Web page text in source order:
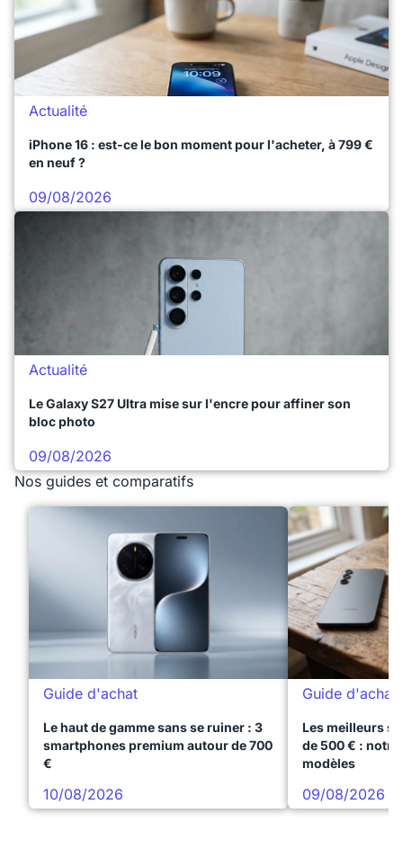
Actualité
iPhone 16 : est-ce le bon moment pour l'acheter, à 799 €
en neuf ?
09/08/2026
Actualité
Le Galaxy S27 Ultra mise sur l'encre pour affiner son
bloc photo
09/08/2026
Nos guides et comparatifs
Guide d'achat
Le haut de gamme sans se ruiner : 3
smartphones premium autour de 700
€
10/08/2026
Guide d'achat
Les meilleurs
de 500 € :
modèles
09/08/2026